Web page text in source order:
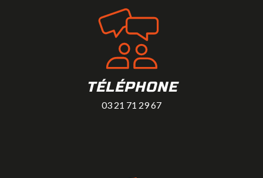
TÉLÉPHONE
03 21 71 29 67